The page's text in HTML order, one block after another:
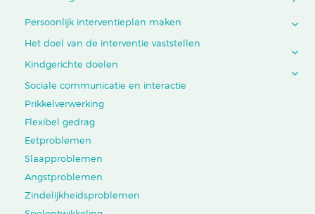
Persoonlijk interventieplan maken
Het doel van de interventie vaststellen
Kindgerichte doelen
Sociale communicatie en interactie
Prikkelverwerking
Flexibel gedrag
Eetproblemen
Slaapproblemen
Angstproblemen
Zindelijkheidsproblemen